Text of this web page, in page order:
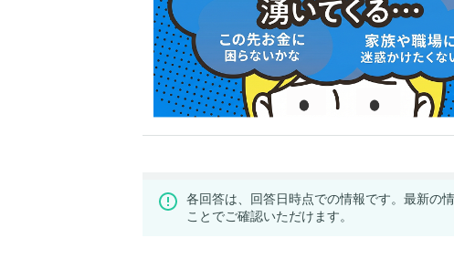
各回答は、回答日時点での情報です。最新の
ことでご確認いただけます。